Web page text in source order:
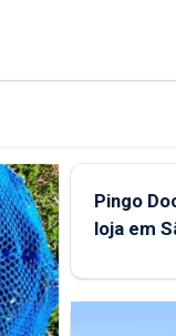
Pingo
loja em